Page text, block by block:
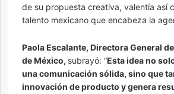
de su propuesta creativa, valentía así
talento mexicano que encabeza la
Paola Escalante, Directora General
de México, subrayó: “Esta idea no
una comunicación sólida, sino que
innovación de producto y genera